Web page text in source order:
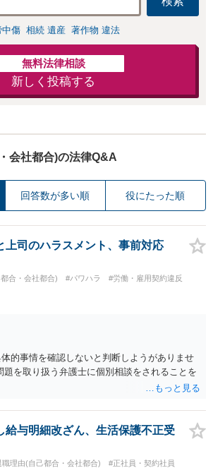
中傷 相続 遺産 著作物 違法
無料法律相談
新しく投稿する
会社都合)の法律Q&A
回答数が多い順 役にたった順
上司のハラスメント、事前対応
合・会社都合) #パワハラ
#労働・雇用契約違反
的事情を確認しないと判断しようがありませ
題を取り扱う弁護士に個別相談をされることを
給与明細改ざん、生活保護不正受
職理由(自己都合・会社都合) #正社員・契約社員